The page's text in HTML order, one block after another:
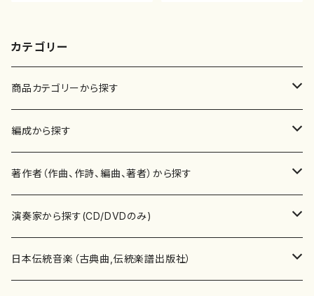
カテゴリー
商品カテゴリーから探す
楽譜
書籍
書籍
テキストブック
CD・DVD
チケット
編成から探す
邦楽器
箏・琴（ソロ）
箏・琴（合奏）
合唱
混声合唱
歌・声
著作者（作曲、作詩、編曲、著者）から探す
あ行
青木省三(アオキ ショウゾウ)
か行
演奏家から探す(CD/DVDのみ)
邦楽（箏、三味線、尺八等）演奏家
日本伝統音楽（古典曲,伝統楽譜出版社）